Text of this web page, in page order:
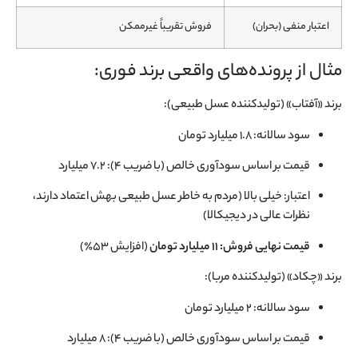
اعتبار منفی (بحران) فروش تقریباً غیرممکن
مثال از پرونده‌های واقعی برند فوری:
برند «آفتاب» (تولیدکننده عسل طبیعی):
سود سالانه: ۱.۸ میلیارد تومان
قیمت بر اساس سودآوری خالص (با ضریب ۴): ۷.۲ میلیارد
اعتبار: خیلی بالا (مردم به خاطر عسل طبیعی بهش اعتماد دارند،
نظرات عالی در دیجیکالا)
قیمت نهایی فروش: ۱۱ میلیارد تومان
(افزایش ۵۳٪)
برند «چکاد» (تولیدکننده مربا):
سود سالانه: ۲ میلیارد تومان
قیمت بر اساس سودآوری خالص (با ضریب ۴): ۸ میلیارد